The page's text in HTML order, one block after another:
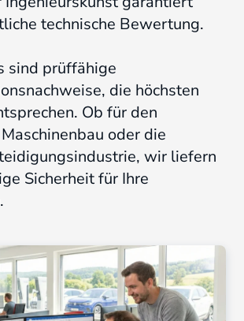
technische Bewertung.
sind prüffähige
die höchsten
. Ob für den
oder die
, wir liefern
Sicherheit für Ihre